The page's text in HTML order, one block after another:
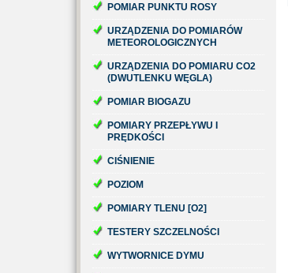
POMIAR PUNKTU ROSY
URZĄDZENIA DO POMIARÓW
METEOROLOGICZNYCH
URZĄDZENIA DO POMIARU CO2
(DWUTLENKU WĘGLA)
POMIAR BIOGAZU
POMIARY PRZEPŁYWU I
PRĘDKOŚCI
CIŚNIENIE
POZIOM
POMIARY TLENU [O2]
TESTERY SZCZELNOŚCI
WYTWORNICE DYMU